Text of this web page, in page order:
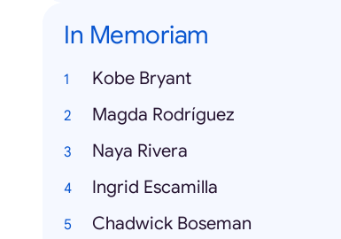
In Memoriam
Kobe Bryant
Magda Rodríguez
Naya Rivera
Ingrid Escamilla
Chadwick Boseman